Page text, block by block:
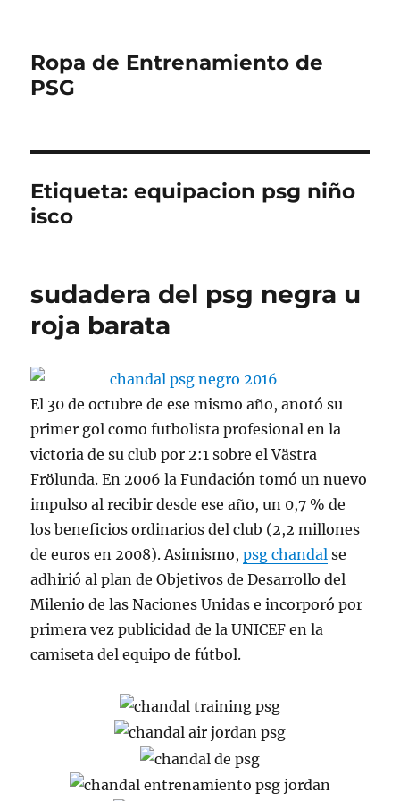
Ropa de Entrenamiento de
PSG
Etiqueta:equipacion psg niño
isco
sudadera del psg negra u
roja barata
El 30 de octubre de ese mismo año, anotó su
primer gol como futbolista profesional en la
victoria de su club por 2:1 sobre el Västra
Frölunda. En 2006 la Fundación tomó un nuevo
impulso al recibir desde ese año, un 0,7 % de
los beneficios ordinarios del club (2,2 millones
de euros en 2008). Asimismo,psg chandal se
adhirió al plan de Objetivos de Desarrollo del
Milenio de las Naciones Unidas e incorporó por
primera vez publicidad de la UNICEF en la
camiseta del equipo de fútbol.